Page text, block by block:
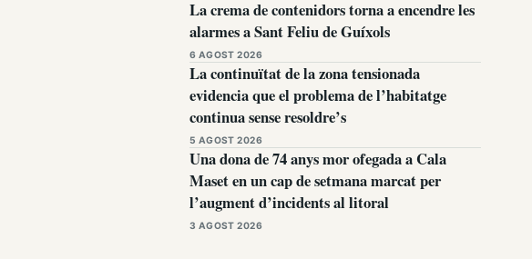
La crema de contenidors torna a encendre les
alarmes a Sant Feliu de Guíxols
6 AGOST 2026
La continuïtat de la zona tensionada
evidencia que el problema de l’habitatge
continua sense resoldre’s
5 AGOST 2026
Una dona de 74 anys mor ofegada a Cala
Maset en un cap de setmana marcat per
l’augment d’incidents al litoral
3 AGOST 2026